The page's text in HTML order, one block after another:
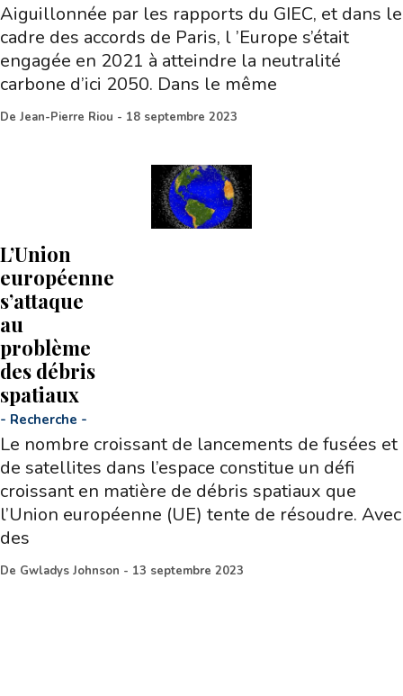
Aiguillonnée par les rapports du GIEC, et dans le
cadre des accords de Paris, l ’Europe s’était
engagée en 2021 à atteindre la neutralité
carbone d’ici 2050. Dans le même
De Jean-Pierre Riou - 18 septembre 2023
L’Union
européenne
s’attaque
au
problème
des débris
spatiaux
- Recherche -
Le nombre croissant de lancements de fusées et
de satellites dans l’espace constitue un défi
croissant en matière de débris spatiaux que
l’Union européenne (UE) tente de résoudre. Avec
des
De Gwladys Johnson - 13 septembre 2023